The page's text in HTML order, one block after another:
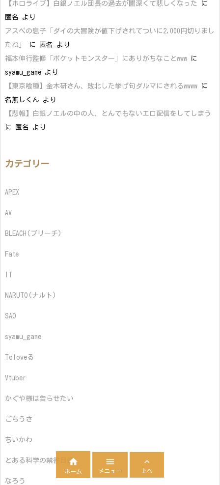
【ホロライブ】白銀ノエル団長の過去が闇深くて悲しくなった
に
匿名
より
アスペの息子「ダイの大冒険が値下げされてついに2,000円切りまし
たね」
に 匿名
より
福本伸行監修「ポケットモンスター」にありがちなことwww に
syamu_game より
【東京喰種】金木研さん、敗北した挙げ句ダルマにされるwwww に
名無しくん より
【悲報】白銀ノエルの中の人、とんでもないエロ配信をしてしまう
に
匿名 より
カテゴリー
APEX
AV
BLEACH(ブリーチ)
Fate
NARUTO(ナルト)
SAO
syamu_game
Toloveる
Vtuber
かぐや様は告らせたい
ごちうさ
ちいかわ
とある科学の禁書目録
なろう

ホーム

メニュー

上へ